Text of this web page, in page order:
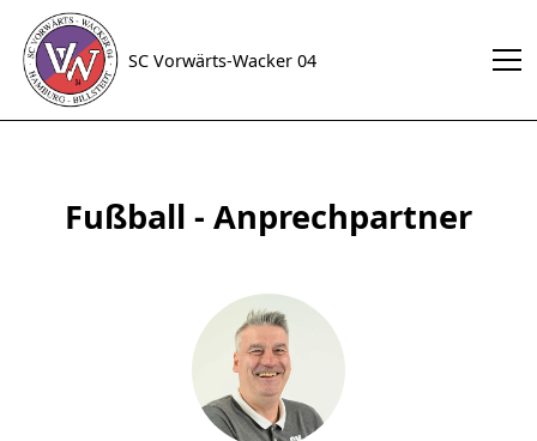
SC Vorwärts-Wacker 04
Fußball - Anprechpartner